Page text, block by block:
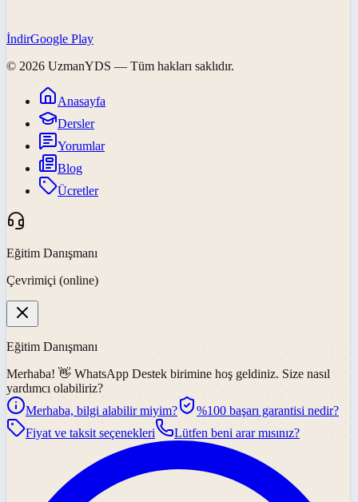
İndirGoogle Play
© 2026 UzmanYDS — Tüm hakları saklıdır.
Anasayfa
Dersler
Yorumlar
Blog
Ücretler
Eğitim Danışmanı
Çevrimiçi (online)
Eğitim Danışmanı
Merhaba! 👋 WhatsApp Destek birimine hoş geldiniz. Size nasıl
yardımcı olabiliriz?
Merhaba, bilgi alabilir miyim?
%100 başarı garantisi nedir?
Fiyat ve taksit seçenekleri
Lütfen beni arar mısınız?